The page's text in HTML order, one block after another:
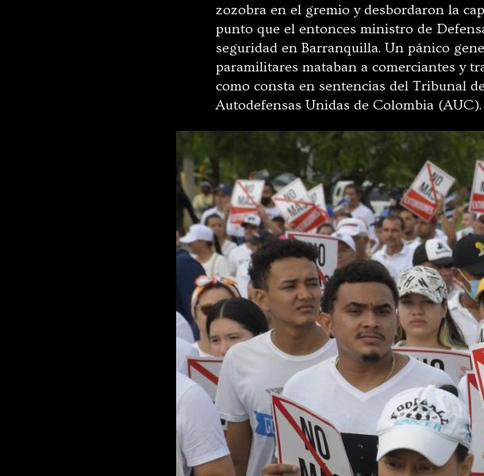
zozobra en el gremio y desbordaron la
punto que el entonces ministro de
seguridad en Barranquilla. Un pánico
paramilitares mataban a comerciantes y
como consta en sentencias del Tribunal
Autodefensas Unidas de Colombia (AUC).